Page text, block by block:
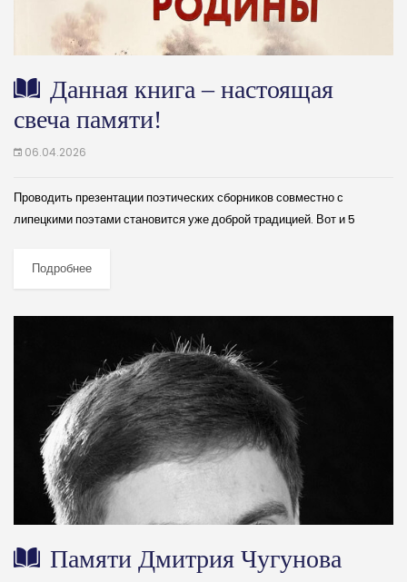
Данная книга – настоящая
свеча памяти!
06.04.2026
Проводить презентации поэтических сборников совместно с
липецкими поэтами становится уже доброй традицией. Вот и 5
Литературного молодежного центра встречал дорогих гостей из...
Подробнее
Памяти Дмитрия Чугунова